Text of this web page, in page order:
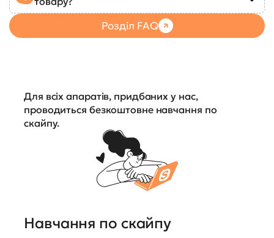
Розділ FAQ
Для всіх апаратів, придбаних у нас,
проводиться безкоштовне навчання по
скайпу.
Навчання по скайпу